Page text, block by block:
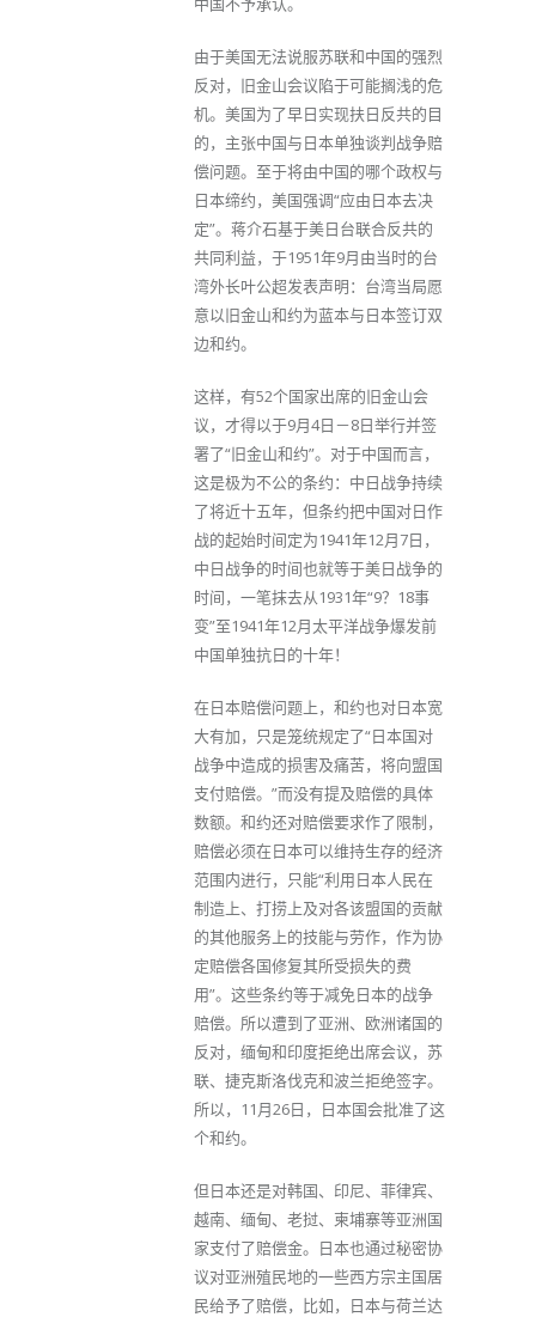
由于美国无法说服苏联和中国的强烈
反对，旧金山会议陷于可能搁浅的危
机。美国为了早日实现扶日反共的目
的，主张中国与日本单独谈判战争赔
偿问题。至于将由中国的哪个政权与
日本缔约，美国强调“应由日本去决
定”。蒋介石基于美日台联合反共的
共同利益，于1951年9月由当时的台
湾外长叶公超发表声明：台湾当局愿
意以旧金山和约为蓝本与日本签订双
边和约。
这样，有52个国家出席的旧金山会
议，才得以于9月4日－8日举行并签
署了“旧金山和约”。对于中国而言，
这是极为不公的条约：中日战争持续
了将近十五年，但条约把中国对日作
战的起始时间定为1941年12月7日，
中日战争的时间也就等于美日战争的
时间，一笔抹去从1931年“9？18事
变”至1941年12月太平洋战争爆发前
中国单独抗日的十年！
在日本赔偿问题上，和约也对日本宽
大有加，只是笼统规定了“日本国对
战争中造成的损害及痛苦，将向盟国
支付赔偿。”而没有提及赔偿的具体
数额。和约还对赔偿要求作了限制，
赔偿必须在日本可以维持生存的经济
范围内进行，只能“利用日本人民在
制造上、打捞上及对各该盟国的贡献
的其他服务上的技能与劳作，作为协
定赔偿各国修复其所受损失的费
用”。这些条约等于减免日本的战争
赔偿。所以遭到了亚洲、欧洲诸国的
反对，缅甸和印度拒绝出席会议，苏
联、捷克斯洛伐克和波兰拒绝签字。
所以，11月26日，日本国会批准了这
个和约。
但日本还是对韩国、印尼、菲律宾、
越南、缅甸、老挝、柬埔寨等亚洲国
家支付了赔偿金。日本也通过秘密协
议对亚洲殖民地的一些西方宗主国居
民给予了赔偿，比如，日本与荷兰达